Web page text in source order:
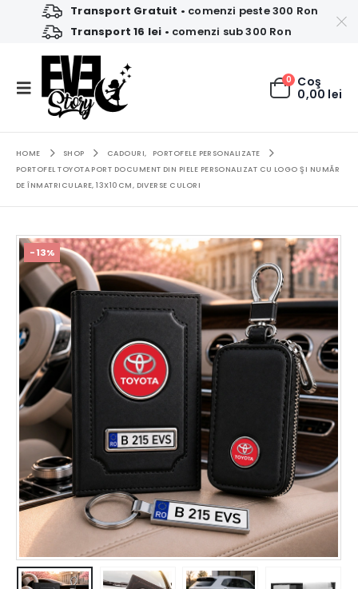
Transport Gratuit • comenzi peste 300 Ron
Transport 16 lei • comenzi sub 300 Ron
0 Coş
0,00 lei
HOME SHOP CADOURI,
PORTOFELE PERSONALIZATE
PORTOFEL TOYOTA PORT DOCUMENT DIN PIELE PERSONALIZAT CU LOGO ŞI NUMĂR
DE ÎNMATRICULARE, 13X10CM, DIVERSE CULORI
-13%